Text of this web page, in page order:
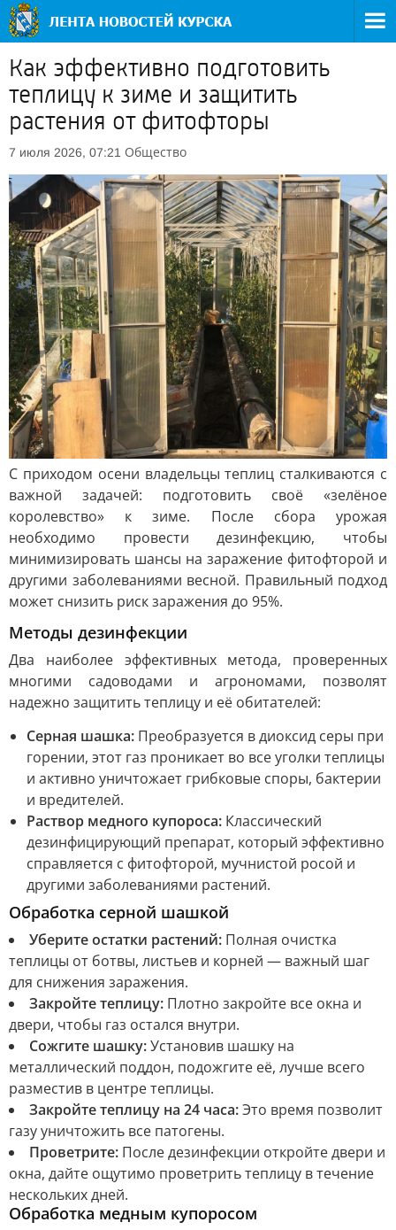
Как эффективно подготовить
теплицу к зиме и защитить
растения от фитофторы
7 июля 2026, 07:21 Общество
С приходом осени владельцы теплиц сталкиваются с
важной задачей: подготовить своё «зелёное
королевство» к зиме. После сбора урожая
необходимо провести дезинфекцию, чтобы
минимизировать шансы на заражение фитофторой и
другими заболеваниями весной. Правильный подход
может снизить риск заражения до 95%.
Методы дезинфекции
Два наиболее эффективных метода, проверенных
многими садоводами и агрономами, позволят
надежно защитить теплицу и её обитателей:
Серная шашка: Преобразуется в диоксид серы при
горении, этот газ проникает во все уголки теплицы
и активно уничтожает грибковые споры, бактерии
и вредителей.
Раствор медного купороса: Классический
дезинфицирующий препарат, который эффективно
справляется с фитофторой, мучнистой росой и
другими заболеваниями растений.
Обработка серной шашкой
Уберите остатки растений: Полная очистка
теплицы от ботвы, листьев и корней — важный шаг
для снижения заражения.
Закройте теплицу: Плотно закройте все окна и
двери, чтобы газ остался внутри.
Сожгите шашку:Установив шашку на
металлический поддон, подожгите её, лучше всего
разместив в центре теплицы.
Закройте теплицу на 24 часа:Это время позволит
газу уничтожить все патогены.
Проветрите: После дезинфекции откройте двери и
окна, дайте ощутимо проветрить теплицу в течение
нескольких дней.
Обработка медным купоросом